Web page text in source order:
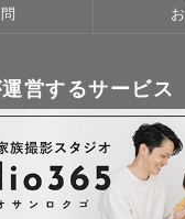
て中🍼
育て話も
さい✨
テル巡りが大好き✈️
営するサービス